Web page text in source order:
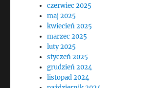
czerwiec 2025
maj 2025
kwiecień 2025
marzec 2025
luty 2025
styczeń 2025
grudzień 2024
listopad 2024